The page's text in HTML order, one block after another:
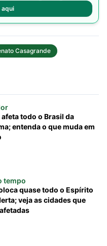
afeta todo o Brasil da
entenda o que muda em
tempo
quase todo o Espírito
veja as cidades que
aqui
Casagrande